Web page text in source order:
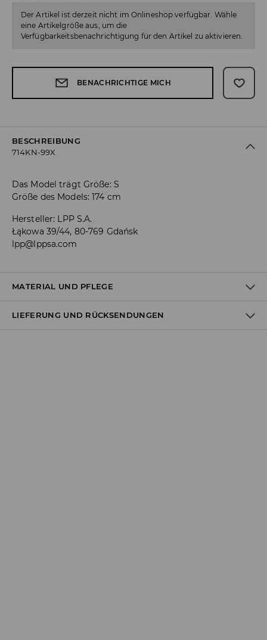
Der Artikel ist derzeit nicht im Onlineshop verfügbar. Wähle
eine Artikelgröße aus, um die
Verfügbarkeitsbenachrichtigung für den Artikel zu aktivieren.
BENACHRICHTIGE MICH
BESCHREIBUNG
714KN-99X
Das Model trägt Größe: S
Größe des Models: 174 cm
Hersteller: LPP S.A.
Łąkowa 39/44, 80-769 Gdańsk
lpp@lppsa.com
MATERIAL UND PFLEGE
95% POLYESTER, 5% ELASTHAN
LIEFERUNG UND RÜCKSENDUNGEN